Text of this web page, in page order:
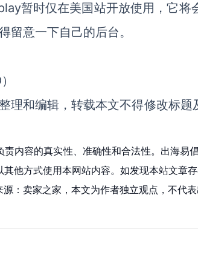
暂时仅在美国站开放使用，它将
留意一下自己的后台。
理和编辑，转载本文不得修改标
内容的真实性、准确性和合法性。出海易
他方式使用本网站内容。如发现本站文章
：卖家之家，本文为作者独立观点，不代表